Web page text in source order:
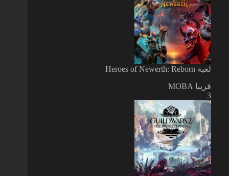
لعبة Heroes of Newerth: Reborn
قريبا MOBA
3